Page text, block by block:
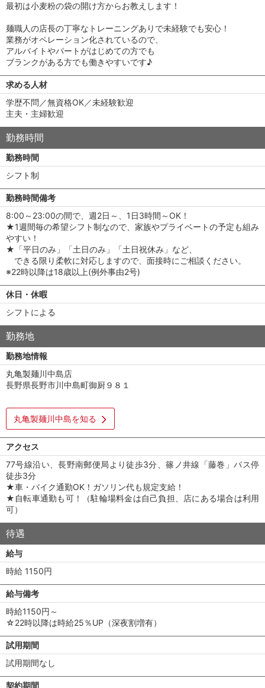
最初は小麦粉の袋の開け方からお教えします！
麺職人の店長の丁寧なトレーニングありで未経験でも安心！
業務がオペレーション化されているので、
アルバイトやパートがはじめての方でも
ブランクがある方でも働きやすいです♪
求める人材
学歴不問／無資格OK／未経験歓迎
主夫・主婦歓迎
勤務時間
勤務時間
シフト制
勤務時間備考
8:00～23:00の間で、週2日～、1日3時間～OK！
★1週間毎の希望シフト制なので、家族やプライベートの予定も組み
やすい！
★「平日のみ」「土日のみ」「土日祝休み」など、
できる限り柔軟に対応しますので、面接時にご相談ください。
※22時以降は18歳以上(例外事由2号)
休日・休暇
シフトによる
勤務地
勤務地情報
丸亀製麺川中島店
長野県長野市川中島町御厨９８１
丸亀製麺川中島を知る
アクセス
77号線沿い、長野南郵便局より徒歩3分、篠ノ井線「藤巻」バス停
徒歩3分
★車・バイク通勤OK！ガソリン代も規定支給！
★自転車通勤も可！（駐輪場料金は自己負担、店にある場合は利用
可）
待遇
給与
時給 1150円
給与備考
時給1150円～
☆22時以降は時給25％UP（深夜割増有）
試用期間
試用期間なし
契約期間